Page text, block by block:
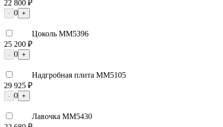
22 800 ₽
- 0 +
Цоколь ММ5396
25 200 ₽
- 0 +
Надгробная плита ММ5105
29 925 ₽
- 0 +
Лавочка ММ5430